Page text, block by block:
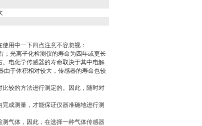
用中一下四点注意不容忽视：
光离子化检测仪的寿命为四年或更长
电化学传感器的寿命取决于其中电解
由于体积相对较大，传感器的寿命也较
较的方法进行测定的。因此，随时对
成测量，才能保证仪器准确地进行测
气体，因此，在选择一种气体传感器